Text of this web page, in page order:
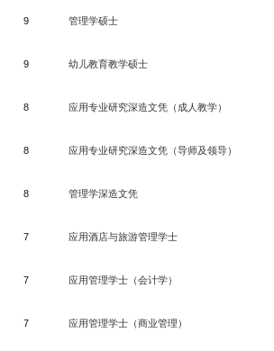
9 管理学硕士
9 幼儿教育教学硕士
8 应用专业研究深造文凭（成人教学）
8 应用专业研究深造文凭（导师及领导）
8 管理学深造文凭
7 应用酒店与旅游管理学士
7 应用管理学士（会计学）
7 应用管理学士（商业管理）